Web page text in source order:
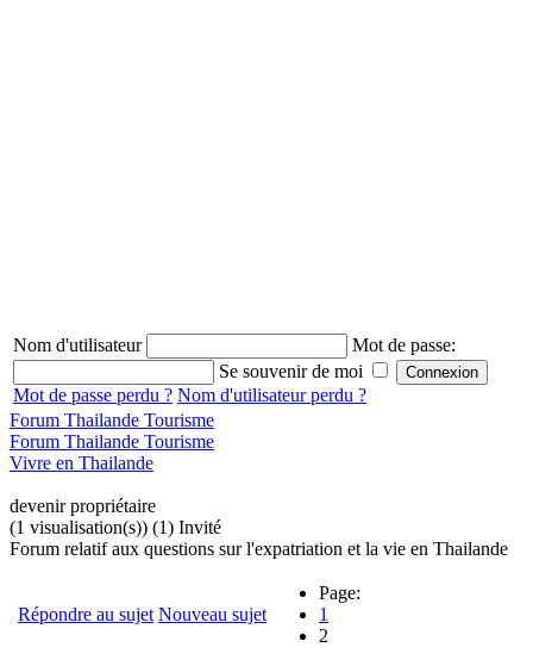
Nom d'utilisateur
Mot de passe:
Se souvenir de moi
Mot de passe perdu ? Nom d'utilisateur perdu ?
Forum Thailande Tourisme
Forum Thailande Tourisme
Vivre en Thailande
devenir propriétaire
(1 visualisation(s)) (1) Invité
Forum relatif aux questions sur l'expatriation et la vie en Thailande
Répondre au sujet Nouveau sujet
Page:
1
2